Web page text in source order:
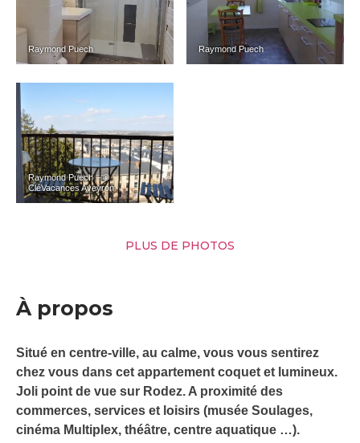
Raymond Puech Raymond Puech
Raymond Puech – ©
CléVacances Aveyron
PLUS DE PHOTOS
À propos
Situé en centre-ville, au calme, vous vous sentirez
chez vous dans cet appartement coquet et lumineux.
Joli point de vue sur Rodez. A proximité des
commerces, services et loisirs (musée Soulages,
cinéma Multiplex, théâtre, centre aquatique …).